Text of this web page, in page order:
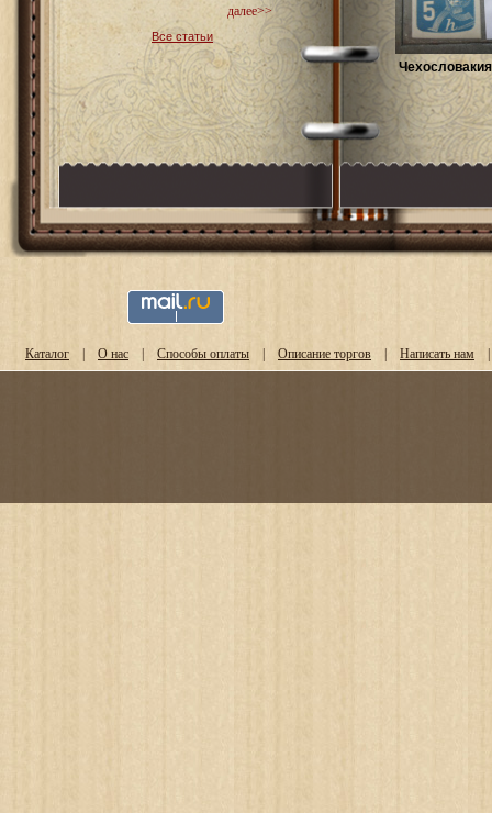
далее>>
Все статьи
Каталог | О нас | Способы оплаты | Описание торгов | Написать нам |